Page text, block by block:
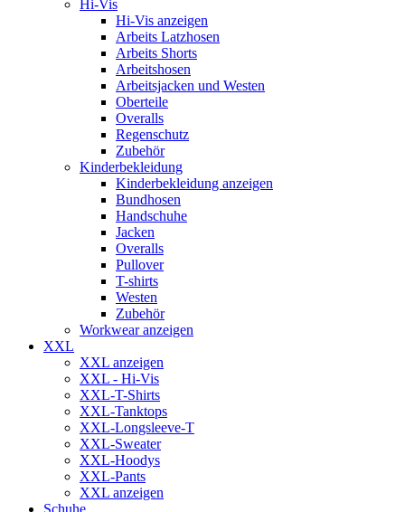
Hi-Vis
Hi-Vis anzeigen
Arbeits Latzhosen
Arbeits Shorts
Arbeitshosen
Arbeitsjacken und Westen
Oberteile
Overalls
Regenschutz
Zubehör
Kinderbekleidung
Kinderbekleidung anzeigen
Bundhosen
Handschuhe
Jacken
Overalls
Pullover
T-shirts
Westen
Zubehör
Workwear anzeigen
XXL
XXL anzeigen
XXL - Hi-Vis
XXL-T-Shirts
XXL-Tanktops
XXL-Longsleeve-T
XXL-Sweater
XXL-Hoodys
XXL-Pants
XXL anzeigen
Schuhe